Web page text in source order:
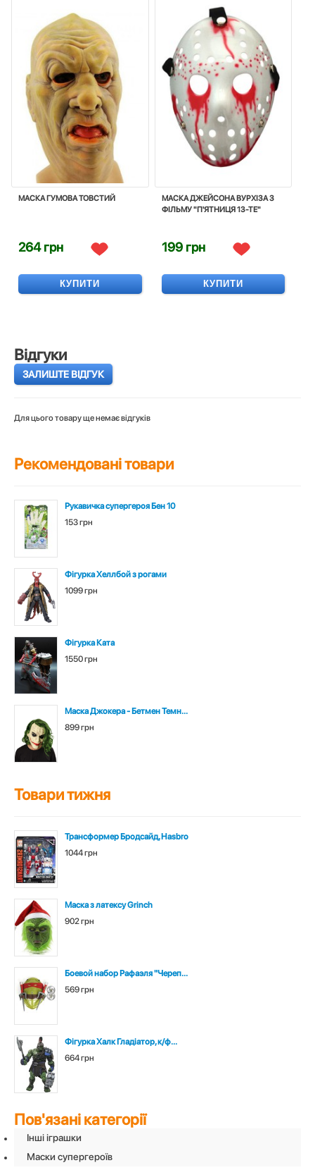
МАСКА ГУМОВА ТОВСТИЙ
264 грн
КУПИТИ
МАСКА ДЖЕЙСОНА ВУРХІЗА З
ФІЛЬМУ "П'ЯТНИЦЯ 13-ТЕ"
199 грн
КУПИТИ
Відгуки
ЗАЛИШТЕ ВІДГУК
Для цього товару ще немає відгуків
Рекомендовані товари
Рукавичка супергероя Бен 10
153 грн
Фігурка Хеллбой з рогами
1099 грн
Фігурка Ката
1550 грн
Маска Джокера - Бетмен Темн...
899 грн
Товари тижня
Трансформер Бродсайд, Hasbro
1044 грн
Маска з латексу Grinch
902 грн
Боевой набор Рафаэля "Череп...
569 грн
Фігурка Халк Гладіатор, к/ф...
664 грн
Пов'язані категорії
Інші іграшки
Маски супергероїв